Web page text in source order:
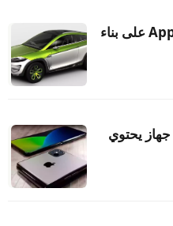
سيارة ابل ركز مشروع سيارة Apple على بناء
يحتوي